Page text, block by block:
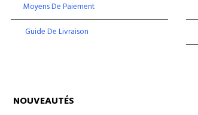
Moyens De Paiement
Guide De Livraison
NOUVEAUTÉS